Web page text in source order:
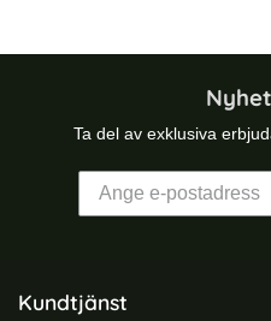
Ta del av exklusiva
Sidfot Blandad info
Kundtjänst